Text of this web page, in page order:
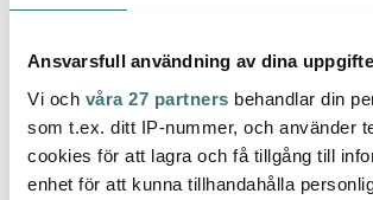
Ansvarsfull användning av dina
Vi och våra 27 partners behandlar din
som t.ex. ditt IP-nummer, och använder
cookies för att lagra och få tillgång till
enhet för att kunna tillhandahålla
Låt dig inspireras av